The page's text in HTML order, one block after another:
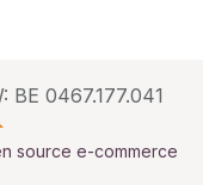
0467.177.041
source e-commerce